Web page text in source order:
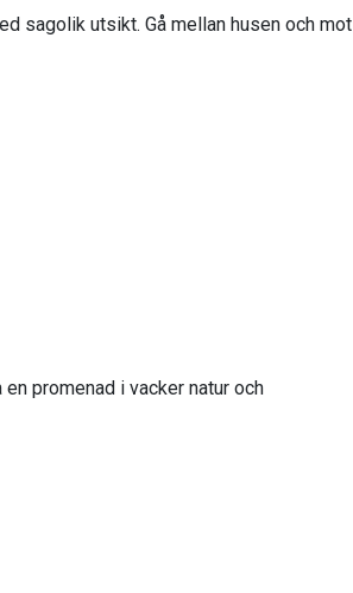
sagolik utsikt. Gå mellan husen och mot
promenad i vacker natur och